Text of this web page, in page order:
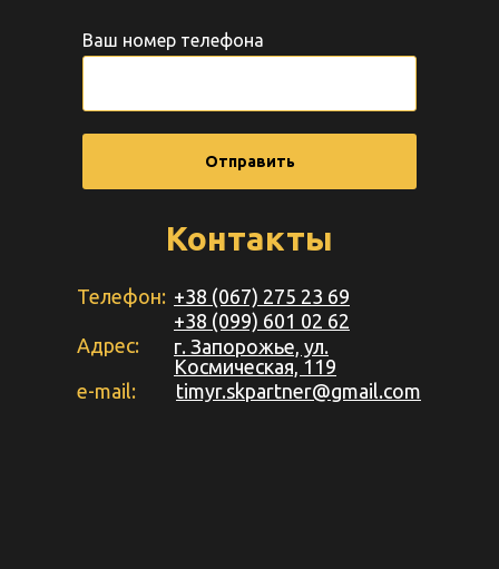
Контакты
Телефон:
Адрес:
+38 (067) 275 23 69
г. Запорожье, ул.
Космическая, 119
Ваш номер телефона
Отправить
+38 (099) 601 02 62
e-mail: timyr.skpartner@gmail.com